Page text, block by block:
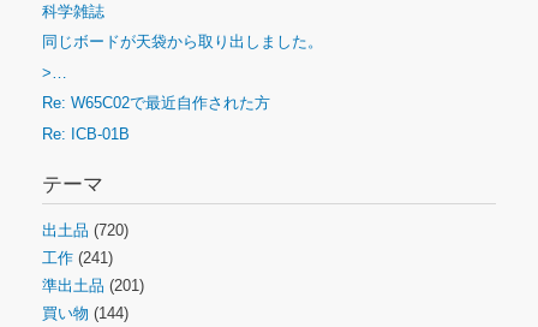
科学雑誌
同じボードが天袋から取り出しました。
>…
Re: W65C02で最近自作された方
Re: ICB-01B
テーマ
出土品 (720)
工作 (241)
準出土品 (201)
買い物 (144)